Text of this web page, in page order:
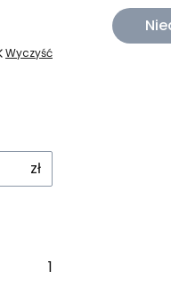
Wyczyść
zł
1